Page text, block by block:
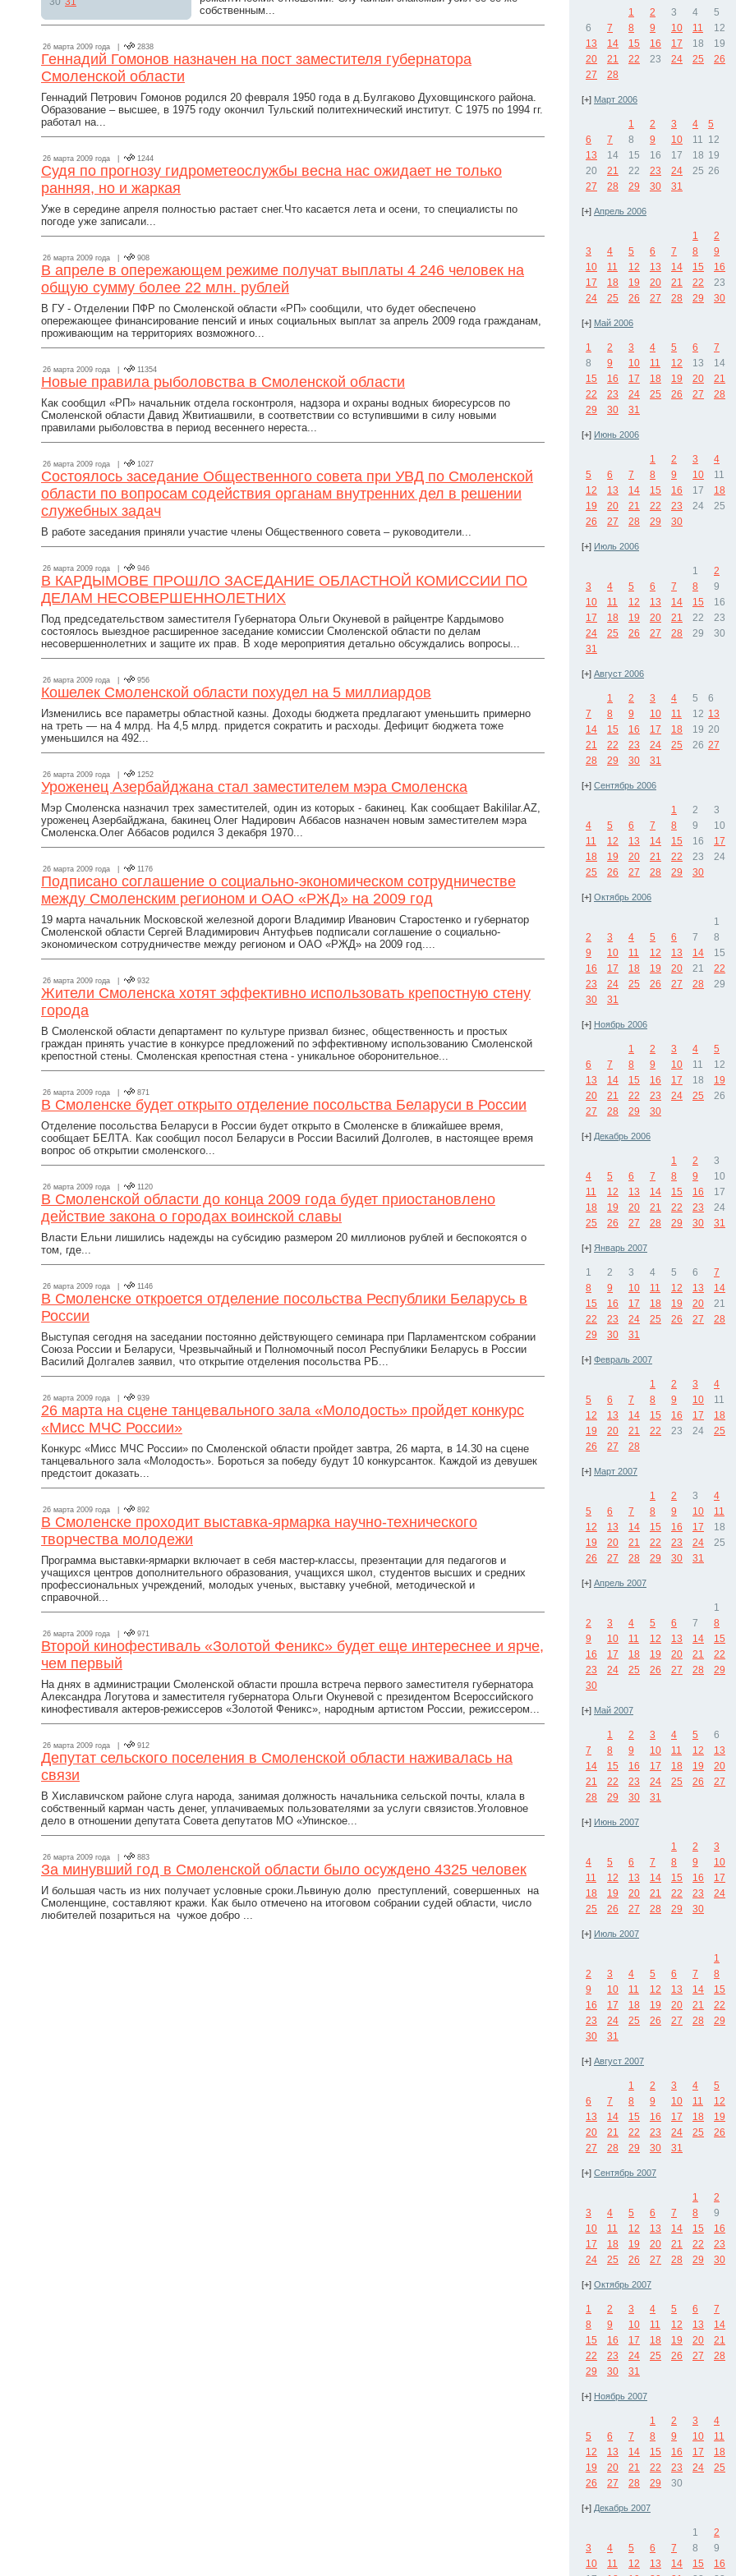
собственным...
26 марта 2009 года | 2838
Геннадий Гомонов назначен на пост заместителя губернатора
Смоленской области
Геннадий Петрович Гомонов родился 20 февраля 1950 года в д.Булгаково Духовщинского района.
Образование – высшее, в 1975 году окончил Тульский политехнический институт. С 1975 по 1994 гг.
работал на...
26 марта 2009 года | 1244
Судя по прогнозу гидрометеослужбы весна нас ожидает не только
ранняя, но и жаркая
Уже в середине апреля полностью растает снег.Что касается лета и осени, то специалисты по
погоде уже записали...
26 марта 2009 года | 908
В апреле в опережающем режиме получат выплаты 4 246 человек на
общую сумму более 22 млн. рублей
В ГУ - Отделении ПФР по Смоленской области «РП» сообщили, что будет обеспечено
опережающее финансирование пенсий и иных социальных выплат за апрель 2009 года гражданам,
проживающим на территориях возможного...
26 марта 2009 года | 11354
Новые правила рыболовства в Смоленской области
Как сообщил «РП» начальник отдела госконтроля, надзора и охраны водных биоресурсов по
Смоленской области Давид Жвитиашвили, в соответствии со вступившими в силу новыми
правилами рыболовства в период весеннего нереста...
26 марта 2009 года | 1027
Состоялось заседание Общественного совета при УВД по Смоленской
области по вопросам содействия органам внутренних дел в решении
служебных задач
В работе заседания приняли участие члены Общественного совета – руководители...
26 марта 2009 года | 946
В КАРДЫМОВЕ ПРОШЛО ЗАСЕДАНИЕ ОБЛАСТНОЙ КОМИССИИ ПО
ДЕЛАМ НЕСОВЕРШЕННОЛЕТНИХ
Под председательством заместителя Губернатора Ольги Окуневой в райцентре Кардымово
состоялось выездное расширенное заседание комиссии Смоленской области по делам
несовершеннолетних и защите их прав. В ходе мероприятия детально обсуждались вопросы...
26 марта 2009 года | 956
Кошелек Смоленской области похудел на 5 миллиардов
Изменились все параметры областной казны. Доходы бюджета предлагают уменьшить примерно
на треть — на 4 млрд. На 4,5 млрд. придется сократить и расходы. Дефицит бюджета тоже
уменьшился на 492...
26 марта 2009 года | 1252
Уроженец Азербайджана стал заместителем мэра Смоленска
Мэр Смоленска назначил трех заместителей, один из которых - бакинец. Как сообщает Bakililar.AZ,
уроженец Азербайджана, бакинец Олег Надирович Аббасов назначен новым заместителем мэра
Смоленска.Олег Аббасов родился 3 декабря 1970...
26 марта 2009 года | 1176
Подписано соглашение о социально-экономическом сотрудничестве
между Смоленским регионом и ОАО «РЖД» на 2009 год
19 марта начальник Московской железной дороги Владимир Иванович Старостенко и губернатор
Смоленской области Сергей Владимирович Антуфьев подписали соглашение о социально-
экономическом сотрудничестве между регионом и ОАО «РЖД» на 2009 год....
26 марта 2009 года | 932
Жители Смоленска хотят эффективно использовать крепостную стену
города
В Смоленской области департамент по культуре призвал бизнес, общественность и простых
граждан принять участие в конкурсе предложений по эффективному использованию Смоленской
крепостной стены. Смоленская крепостная стена - уникальное оборонительное...
26 марта 2009 года | 871
В Смоленске будет открыто отделение посольства Беларуси в России
Отделение посольства Беларуси в России будет открыто в Смоленске в ближайшее время,
сообщает БЕЛТА. Как сообщил посол Беларуси в России Василий Долголев, в настоящее время
вопрос об открытии смоленского...
26 марта 2009 года | 1120
В Смоленской области до конца 2009 года будет приостановлено
действие закона о городах воинской славы
Власти Ельни лишились надежды на субсидию размером 20 миллионов рублей и беспокоятся о
том, где...
26 марта 2009 года | 1146
В Смоленске откроется отделение посольства Республики Беларусь в
России
Выступая сегодня на заседании постоянно действующего семинара при Парламентском собрании
Союза России и Беларуси, Чрезвычайный и Полномочный посол Республики Беларусь в России
Василий Долгалев заявил, что открытие отделения посольства РБ...
26 марта 2009 года | 939
26 марта на сцене танцевального зала «Молодость» пройдет конкурс
«Мисс МЧС России»
Конкурс «Мисс МЧС России» по Смоленской области пройдет завтра, 26 марта, в 14.30 на сцене
танцевального зала «Молодость». Бороться за победу будут 10 конкурсанток. Каждой из девушек
предстоит доказать...
26 марта 2009 года | 892
В Смоленске проходит выставка-ярмарка научно-технического
творчества молодежи
Программа выставки-ярмарки включает в себя мастер-классы, презентации для педагогов и
учащихся центров дополнительного образования, учащихся школ, студентов высших и средних
профессиональных учреждений, молодых ученых, выставку учебной, методической и
справочной...
26 марта 2009 года | 971
Второй кинофестиваль «Золотой Феникс» будет еще интереснее и ярче,
чем первый
На днях в администрации Смоленской области прошла встреча первого заместителя губернатора
Александра Логутова и заместителя губернатора Ольги Окуневой с президентом Всероссийского
кинофестиваля актеров-режиссеров «Золотой Феникс», народным артистом России, режиссером...
26 марта 2009 года | 912
Депутат сельского поселения в Смоленской области наживалась на
связи
В Хиславичском районе слуга народа, занимая должность начальника сельской почты, клала в
собственный карман часть денег, уплачиваемых пользователями за услуги связистов.Уголовное
дело в отношении депутата Совета депутатов МО «Упинское...
26 марта 2009 года | 883
За минувший год в Смоленской области было осуждено 4325 человек
И большая часть из них получает условные сроки.Львиную долю преступлений, совершенных на
Смоленщине, составляют кражи. Как было отмечено на итоговом собрании судей области, число
любителей позариться на чужое добро ...
1 2 3 4
5
6
7 8 9 10 11
12
13
14 15 16 17 18
19
20
21 22 23 24 25
26
27
28
[+] Март 2006
1 2 3 4
5
6
7 8 9 10 11 12
13
14 15 16 17 18 19
20
21 22 23 24 25 26
27
28 29 30 31
[+] Апрель 2006
1
2
3
4 5 6 7 8
9
10
11 12 13 14 15
16
17
18 19 20 21 22
23
24
25 26 27 28 29 30
[+] Май 2006
1 2 3 4 5 6
7
8
9 10 11 12 13
14
15
16 17 18 19 20
21
22
23 24 25 26 27
28
29
30 31
[+] Июнь 2006
1 2 3
4
5
6 7 8 9 10
11
12
13 14 15 16 17
18
19
20 21 22 23 24
25
26
27 28 29 30
[+] Июль 2006
1
2
3
4 5 6 7 8
9
10
11 12 13 14 15
16
17
18 19 20 21 22
23
24
25 26 27 28 29
30
31
[+] Август 2006
1 2 3 4 5
6
7
8 9 10 11 12 13
14
15 16 17 18 19 20
21
22 23 24 25 26 27
28
29 30 31
[+] Сентябрь 2006
1 2
3
4
5 6 7 8 9
10
11
12 13 14 15 16
17
18
19 20 21 22 23
24
25
26 27 28 29 30
[+] Октябрь 2006
1
2
3 4 5 6 7
8
9
10 11 12 13 14
15
16
17 18 19 20 21
22
23
24 25 26 27 28
29
30
31
[+] Ноябрь 2006
1 2 3 4
5
6
7 8 9 10 11
12
13
14 15 16 17 18
19
20
21 22 23 24 25
26
27
28 29 30
[+] Декабрь 2006
1 2
3
4
5 6 7 8 9
10
11
12 13 14 15 16
17
18
19 20 21 22 23
24
25
26 27 28 29 30 31
[+] Январь 2007
1 2 3 4 5 6
7
8
9 10 11 12 13
14
15
16 17 18 19 20
21
22
23 24 25 26 27
28
29
30 31
[+] Февраль 2007
1 2 3
4
5
6 7 8 9 10
11
12
13 14 15 16 17
18
19
20 21 22 23 24
25
26
27 28
[+] Март 2007
1 2 3
4
5
6 7 8 9 10
11
12
13 14 15 16 17
18
19
20 21 22 23 24
25
26
27 28 29 30 31
[+] Апрель 2007
1
2
3 4 5 6 7
8
9
10 11 12 13 14
15
16
17 18 19 20 21
22
23
24 25 26 27 28
29
30
[+] Май 2007
1 2 3 4 5
6
7
8 9 10 11 12
13
14
15 16 17 18 19
20
21
22 23 24 25 26
27
28
29 30 31
[+] Июнь 2007
1 2
3
4
5 6 7 8 9
10
11
12 13 14 15 16
17
18
19 20 21 22 23
24
25
26 27 28 29 30
[+] Июль 2007
1
2
3 4 5 6 7
8
9
10 11 12 13 14
15
16
17 18 19 20 21
22
23
24 25 26 27 28
29
30
31
[+] Август 2007
1 2 3 4
5
6
7 8 9 10 11
12
13
14 15 16 17 18
19
20
21 22 23 24 25
26
27
28 29 30 31
[+] Сентябрь 2007
1
2
3
4 5 6 7 8
9
10
11 12 13 14 15
16
17
18 19 20 21 22
23
24
25 26 27 28 29 30
[+] Октябрь 2007
1 2 3 4 5 6
7
8
9 10 11 12 13
14
15
16 17 18 19 20
21
22
23 24 25 26 27
28
29
30 31
[+] Ноябрь 2007
1 2 3
4
5
6 7 8 9 10
11
12
13 14 15 16 17
18
19
20 21 22 23 24
25
26
27 28 29 30
[+] Декабрь 2007
1
2
3
4 5 6 7 8
9
10
11 12 13 14 15
16